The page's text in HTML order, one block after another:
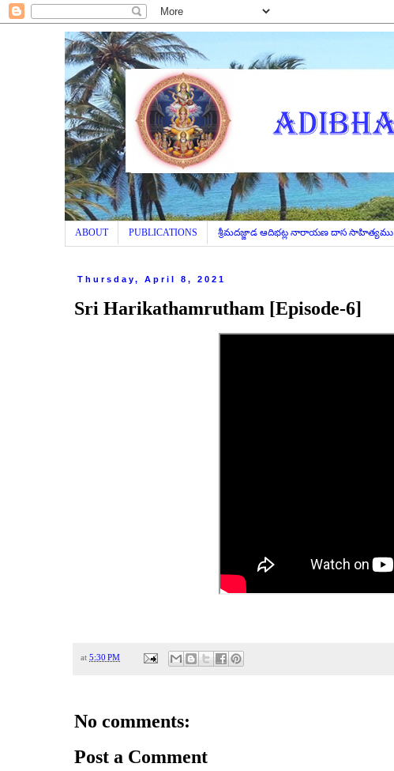
ABOUT PUBLICATIONS శ్రీమదజ్జాడ ఆదిభట్ల నారాయణ దాస సాహిత్యము
Thursday, April 8, 2021
Sri Harikathamrutham [Episode-6]
at 5:30 PM
No comments:
Post a Comment